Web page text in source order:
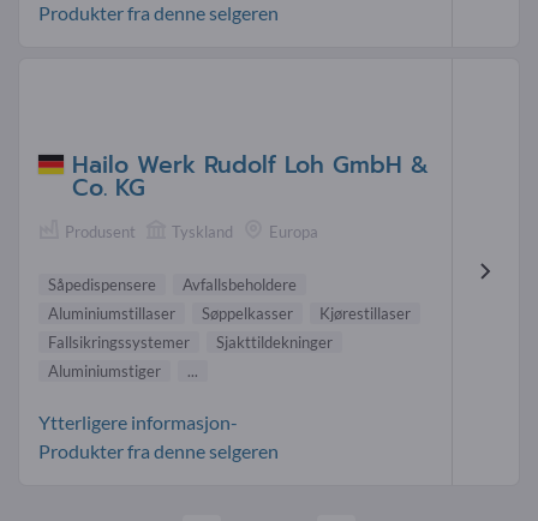
Produkter fra denne selgeren
Hailo Werk Rudolf Loh GmbH &
Co. KG
Produsent Tyskland Europa
Såpedispensere
Avfallsbeholdere
Aluminiumstillaser
Søppelkasser
Kjørestillaser
Fallsikringssystemer
Sjakttildekninger
Aluminiumstiger
...
Ytterligere informasjon-
Produkter fra denne selgeren